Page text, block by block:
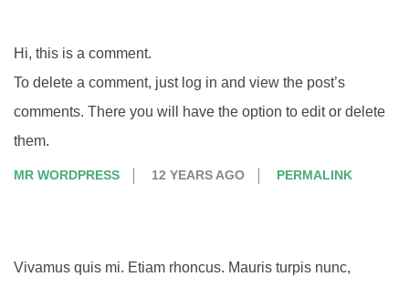
Hi, this is a comment.
To delete a comment, just log in and view the post’s
comments. There you will have the option to edit or delete
them.
MR WORDPRESS 12 YEARS AGO PERMALINK
Vivamus quis mi. Etiam rhoncus. Mauris turpis nunc,